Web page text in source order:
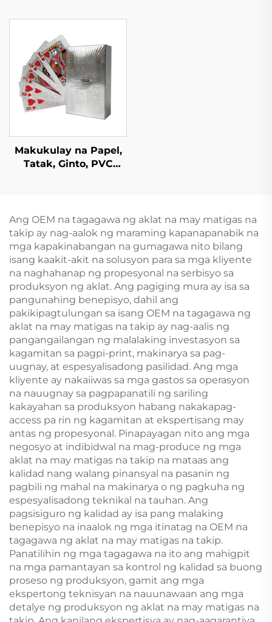
Edukasyon na
Hardcover na Board
Book
Makukulay na Papel,
Tatak, Ginto, PVC
may Kahon na May
Pag-print sa Harap at
Likod
Ang OEM na tagagawa ng aklat na may matigas na
takip ay nag-aalok ng maraming kapanapanabik na
mga kapakinabangan na gumagawa nito bilang
isang kaakit-akit na solusyon para sa mga kliyente
na naghahanap ng propesyonal na serbisyo sa
produksyon ng aklat. Ang pagiging mura ay isa sa
pangunahing benepisyo, dahil ang
pakikipagtulungan sa isang OEM na tagagawa ng
aklat na may matigas na takip ay nag-aalis ng
pangangailangan ng malalaking investasyon sa
kagamitan sa pagpi-print, makinarya sa pag-
uugnay, at espesyalisadong pasilidad. Ang mga
kliyente ay nakaiiwas sa mga gastos sa operasyon
na nauugnay sa pagpapanatili ng sariling
kakayahan sa produksyon habang nakakapag-
access pa rin ng kagamitan at ekspertisang may
antas ng propesyonal. Pinapayagan nito ang mga
negosyo at indibidwal na mag-produce ng mga
aklat na may matigas na takip na mataas ang
kalidad nang walang pinansyal na pasanin ng
pagbili ng mahal na makinarya o ng pagkuha ng
espesyalisadong teknikal na tauhan. Ang
pagsisiguro ng kalidad ay isa pang malaking
benepisyo na inaalok ng mga itinatag na OEM na
tagagawa ng aklat na may matigas na takip.
Panatilihin ng mga tagagawa na ito ang mahigpit
na mga pamantayan sa kontrol ng kalidad sa buong
proseso ng produksyon, gamit ang mga
ekspertong teknisyan na nauunawaan ang mga
detalye ng produksyon ng aklat na may matigas na